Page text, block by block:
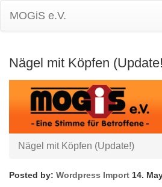
MOGiS e.V.
Nägel mit Köpfen
Nägel mit Köpfen (Update!)
Posted by: Wordpress Import 14.